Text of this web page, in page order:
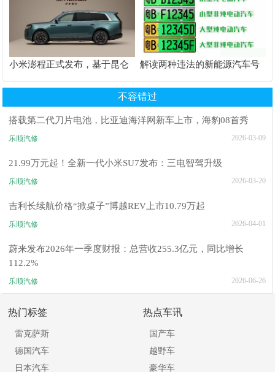
小米澎程正式发布，基于昆仑
解读两种违法的新能源汽车号
不容错过
搭载第二代刀片电池，比亚迪海洋网新车上市，海豹08首秀
乐顺汽修 2026-03-09
21.99万元起！全新一代小米SU7发布：三电智驾升级
乐顺汽修 2026-03-20
吉利长续航价格“掀桌子”博越REV上市10.79万起
乐顺汽修 2026-04-01
蔚来发布2026年一季度财报：总营收255.3亿元，同比增长
112.2%
乐顺汽修 2026-06-26
热门标签
雷克萨斯
德国汽车
日本汽车
热点车讯
国产车
越野车
豪华车